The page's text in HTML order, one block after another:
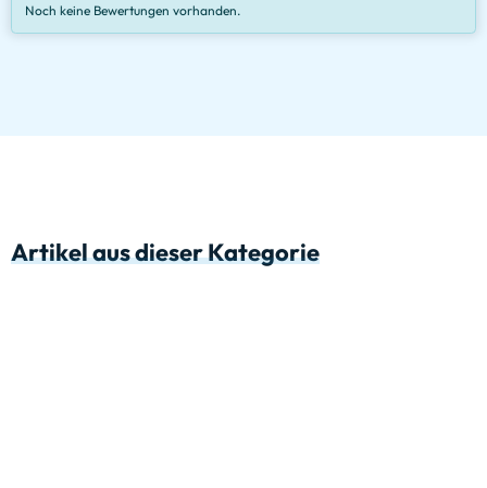
Noch keine Bewertungen vorhanden.
Artikel aus dieser Kategorie